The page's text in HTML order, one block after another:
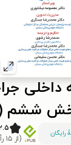
داخلی
۲۰۱۸؛ بخش
و عروق)
رایگان
۲.۵
(از ۱۵ رأی)